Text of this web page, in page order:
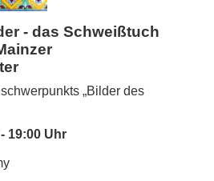
- das Schweißtuch
„Bilder des
19:00 Uhr